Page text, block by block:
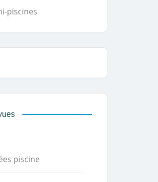
piscines
piscine